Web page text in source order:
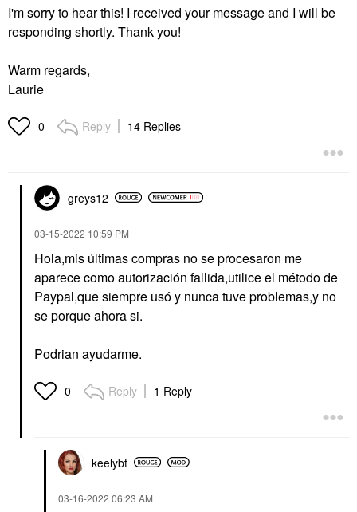
I'm sorry to hear this! I received your message and I will be
responding shortly. Thank you!
Warm regards,
Laurie
0 Reply 14 Replies
greys12
‎03-15-2022 10:59 PM
Hola,mis últimas compras no se procesaron me
aparece como autorización fallida,utilice el método de
Paypal,que siempre usó y nunca tuve problemas,y no
se porque ahora si.
Podrian ayudarme.
0 Reply 1 Reply
keelybt
‎03-16-2022 06:23 AM